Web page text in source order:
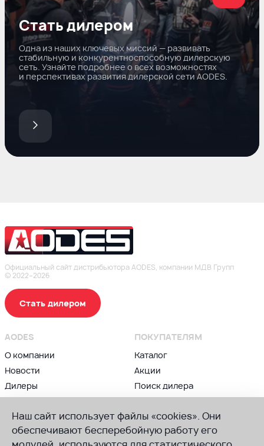
Стать дилером
Одна из наших ключевых миссий — развивать
стабильную и конкурентноспособную дилерскую
сеть. Узнайте подробнее о всех возможностях
и перспективах развития дилерской сети AODES.
Наш сайт использует файлы «cookies». Они
обеспечивают бесперебойную работу его
Официальный сайт дистрибьютора AODES, компании МДВ Групп
© 2022–2026
AODES
О компании
Новости
Дилеры
Контакты
ПОКУПАТЕЛЯМ
Каталог
Акции
Поиск дилера
Блог
ВЛАДЕЛЬЦАМ
Сервис и гарантии
ПРИСОЕДИНЯЙСЯ К AODES
Стать дилером